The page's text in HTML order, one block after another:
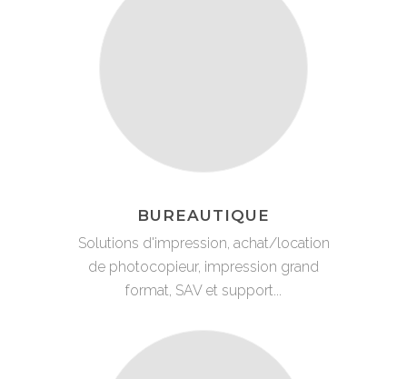
BUREAUTIQUE
Solutions d'impression, achat/location
de photocopieur, impression grand
format, SAV et support...